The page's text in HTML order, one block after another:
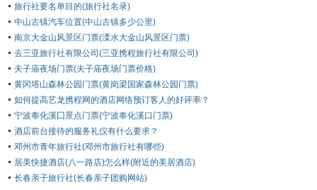
旅行社要名单目的(旅行社名录)
中山古镇汽车位置(中山古镇多少公里)
南京大金山风景区门票(溧水大金山风景区门票)
去三亚旅行社有限公司(三亚携程旅行社有限公司)
夫子庙夜场门票(夫子庙夜场门票价格)
黄冈塔山森林公园门票(黄岗梁国家森林公园门票)
如何提高艺龙携程网的酒店网络预订客人的好评率？
宁波奉化溪囗景点门票(宁波奉化溪口门票)
酒店前台接待的服务礼仪有什么要求？
邓州市青年旅行社(邓州市旅行社有哪些)
居美快捷酒店(八一路店)怎么样(附近的美居酒店)
长春亲子旅行社(长春亲子团购网站)